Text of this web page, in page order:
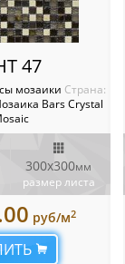
47
мозаики Cтрана:
Bars Crystal
300x300мм
размер листа
руб/м2